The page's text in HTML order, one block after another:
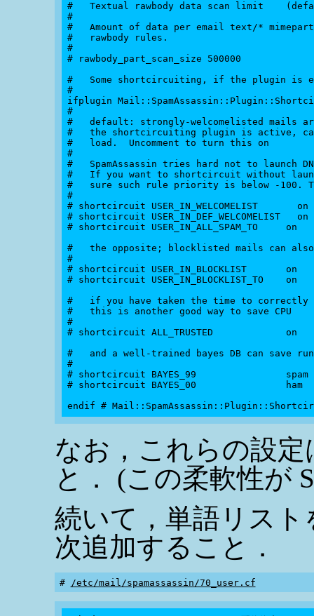
#   Textual rawbody data scan limit
#
#   Amount of data per email text/*
#   rawbody rules.
#
# rawbody_part_scan_size 500000
#   Some shortcircuiting, if the plugin is
#
ifplugin
#
#   default: strongly-welcomelisted mails
#   the shortcircuiting plugin is active,
#   load.  Uncomment to turn this on
#
#   SpamAssassin tries hard not to launch
#   If you want to shortcircuit without
#   sure such rule priority is below -100.
#
# shortcircuit USER_IN_WELCOMELIST       on
# shortcircuit USER_IN_DEF_WELCOMELIST   on
# shortcircuit USER_IN_ALL_SPAM_TO     on
#   the opposite; blocklisted mails can also
#
# shortcircuit USER_IN_BLOCKLIST       on
# shortcircuit USER_IN_BLOCKLIST_TO    on
#   if you have taken the time to correctly
#   this is another good way to save CPU
#
# shortcircuit ALL_TRUSTED             on
#   and a well-trained bayes DB can save
#
# shortcircuit BAYES_99                spam
# shortcircuit BAYES_00                ham
なお，これらの設
と． (この柔軟性が
続いて，単語リス
次追加すること．
# /etc/mail/spamassassin/70_user.cf